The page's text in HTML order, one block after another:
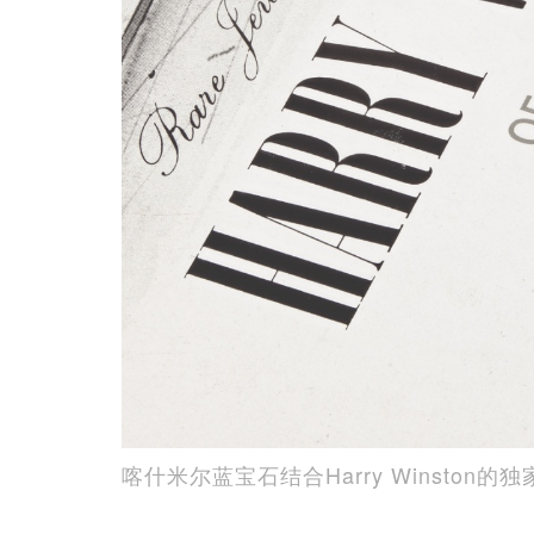
喀什米尔蓝宝石结合Harry Winston的独